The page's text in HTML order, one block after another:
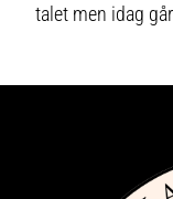
talet men idag